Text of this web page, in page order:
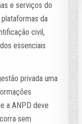
e serviços do
da
civil,
essenciais
privada uma
a ANPD deve
sem